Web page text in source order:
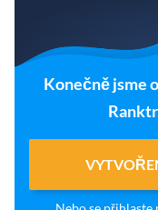
Konečně jsme